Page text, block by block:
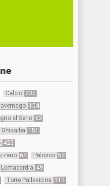
Calcio 237
104
al Serio 62
Ghisalba 151
425
64 Palosco 53
49
Torre Pallavicina 111